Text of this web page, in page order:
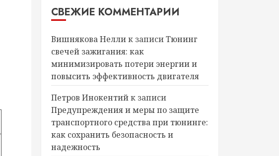
СВЕЖИЕ КОММЕНТАРИИ
Вишнякова Неллик записиТюнинг
свечей зажигания: как
минимизировать потери энергии и
повысить эффективность двигателя
Петров Инокентийк записи
Предупреждения и меры по защите
транспортного средства при тюнинге:
как сохранить безопасность и
надежность